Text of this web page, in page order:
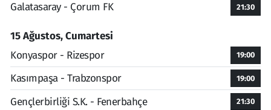
Galatasaray - Çorum FK
21:30
15 Ağustos, Cumartesi
Konyaspor - Rizespor
19:00
Kasımpaşa - Trabzonspor 19:00
Gençlerbirliği S.K. - Fenerbahçe 21:30